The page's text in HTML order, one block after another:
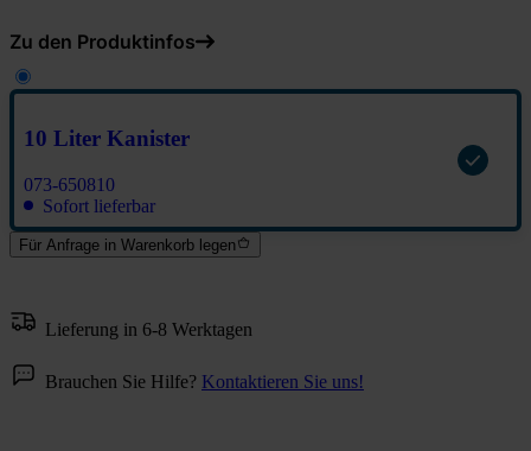
Zu den Produktinfos
10 Liter Kanister
073-650810
Sofort lieferbar
Für Anfrage in Warenkorb legen
Lieferung in 6-8 Werktagen
Brauchen Sie Hilfe? Kontaktieren Sie uns!